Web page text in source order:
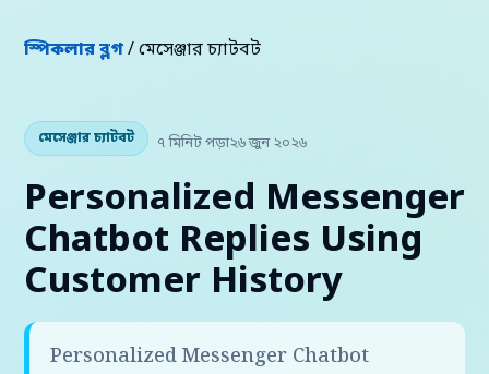
স্পিকলার ব্লগ/ মেসেঞ্জার চ্যাটবট
মেসেঞ্জার চ্যাটবট ৭ মিনিট পড়া২৬ জুন ২০২৬
Personalized Messenger
Chatbot Replies Using
Customer History
Personalized Messenger Chatbot